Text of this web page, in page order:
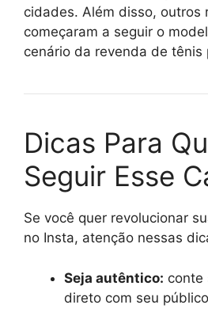
cidades. Além disso, outros
começaram a seguir o
cenário da revenda de tênis
Dicas Para
Seguir Esse
Se você quer revolucionar
no Insta, atenção nessas
Seja autêntico: conte
direto com seu